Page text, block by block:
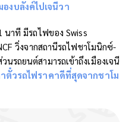
งบลังค์ไปเจนีวา
นาที มีรถไฟของ Swiss
วิ่งจากสถานีรถไฟชาโมนิกซ์-
รถยนต์สามารถเข้าถึงเมืองเจนี
ตั๋วรถไฟราคาดีที่สุดจากชาโม